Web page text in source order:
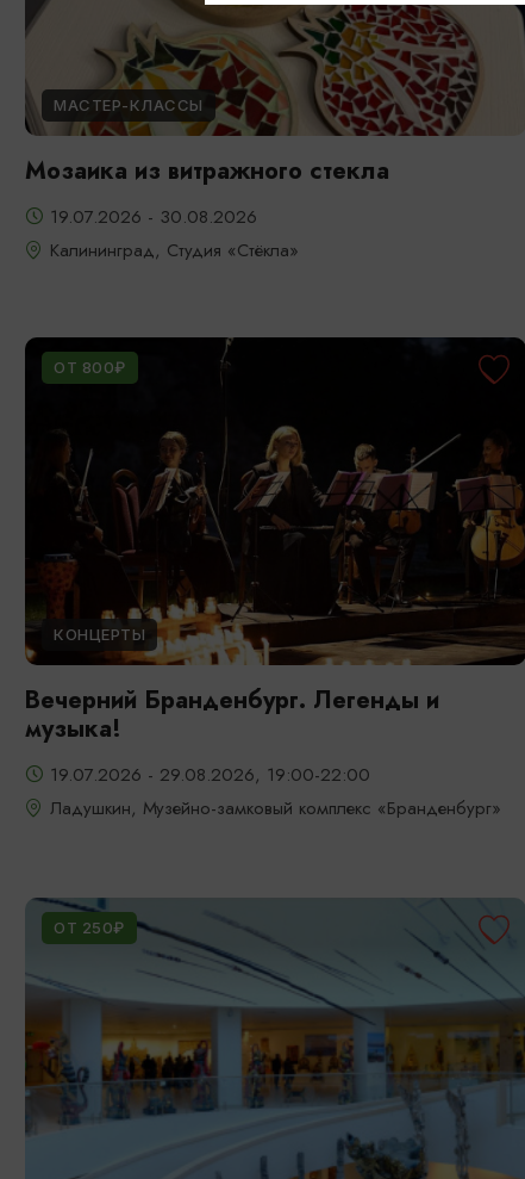
МАСТЕР-КЛАССЫ
Мозаика из витражного стекла
19.07.2026 - 30.08.2026
Калининград, Студия «Стёкла»
ОТ 800₽
КОНЦЕРТЫ
Вечерний Бранденбург. Легенды и
музыка!
19.07.2026 - 29.08.2026, 19:00-22:00
Ладушкин, Музейно-замковый комплекс «Бранденбург»
ОТ 250₽